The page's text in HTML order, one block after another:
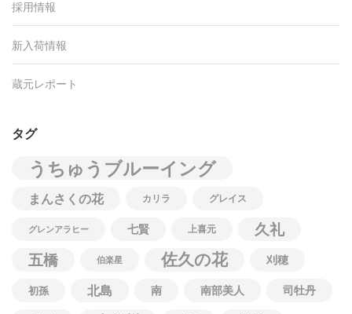
採用情報
新入荷情報
蔵元レポート
タグ
うちゅうブルーイング
まんさくの花 カリラ グレイス
グレンアラヒー 七賢 上喜元
久礼
五橋
伯楽星 佐久の花 刈穂
初孫 北島 南 南部美人 司牡丹